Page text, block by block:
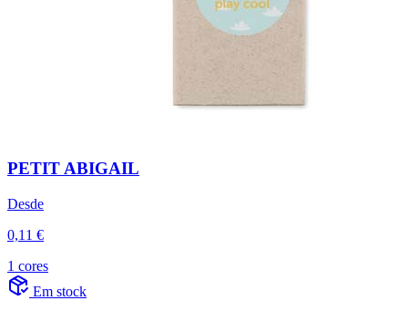
PETIT ABIGAIL
Desde
0,11 €
1 cores
Em stock